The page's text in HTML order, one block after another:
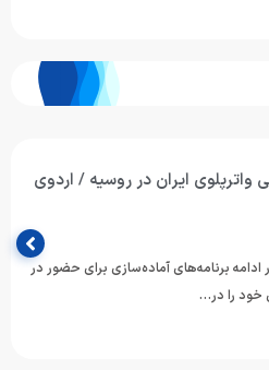
واترپلوی ایران در روسیه / اردوی
ادامه برنامه‌های آماده‌سازی برای حضور در